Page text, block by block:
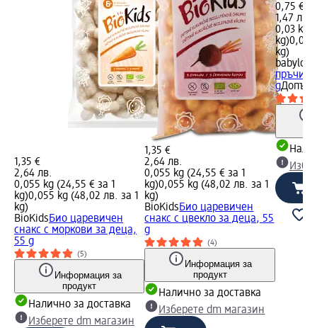
1,35 €
2,64 лв.
0,055 kg (24,55 € за 1
kg)0,055 kg (48,02 лв. за 1
kg)
BioKidsБио царевичен
снакс с моркови за деца,
55 g
(5)
Информация за
продукт
Налично за доставка
Изберете dm магазин
1,35 €
2,64 лв.
0,055 kg (24,55 € за 1
kg)0,055 kg (48,02 лв. за 1
kg)
BioKidsБио царевичен
снакс с цвекло за деца, 55
g
(4)
Информация за
продукт
Налично за доставка
Изберете dm магазин
0,75 €
1,47 лв.
0,03 kg
kg)0,03
kg)
babylove
g